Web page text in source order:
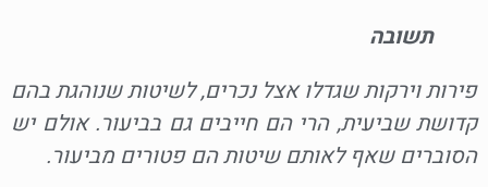
תשובה
פירות וירקות שגדלו אצל נכרים, לשיטות שנוהגת בהם
קדושת שביעית, הרי הם חייבים גם בביעור. אולם יש
הסוברים שאף לאותם שיטות הם פטורים מביעור.